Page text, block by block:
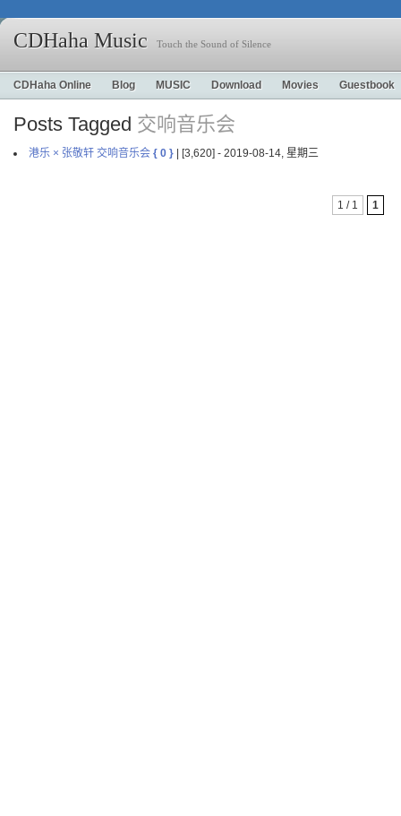
CDHaha Music Touch the Sound of Silence
CDHaha Online Blog MUSIC Download Movies Guestbook
Posts Tagged 交响音乐会
港乐 × 张敬轩 交响音乐会 { 0 } | [3,620] - 2019-08-14, 星期三
1 / 1 1